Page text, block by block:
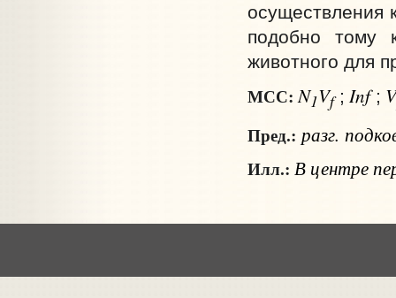
осуществления
подобно тому
животного для
МСС: N1Vf; Inf; V
Пред.: разг.
Илл.: В центре